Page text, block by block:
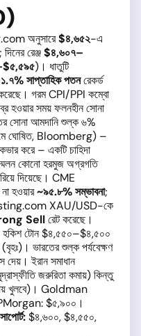
অনুসারে$৪,৬৫২-এ
রেঞ্জ$৪,৬০৭–
)। ধাতুটি
সাপ্তাহিক পতনরেকর্ড
করেছে। গরম CPI/PPI কম্বো
হওয়ার সময় ফলনহীন সোনা
সোনা আমদানি শুল্ক ৬%
মে ঘোষিত, Bloomberg) –
করে – একটি চাহিদা
কোনো হরমুজ অগ্রগতি
দিয়েছে। CME
হওয়ার~৯৫.৮% সম্ভাবনা;
XAU/USD-কে
Sellরেট করেছে।
টোন $৪,৫৫০–$৪,৫০০
ভারতের শুল্ক পর্যবেক্ষণ
দেয়। ইরান সমাধান
জরুরিতা কমায়) কিন্তু
খুলবে)। Goldman
$৫,৯০০।
সাপোর্ট:$৪,৬০০, $৪,৫৫০,